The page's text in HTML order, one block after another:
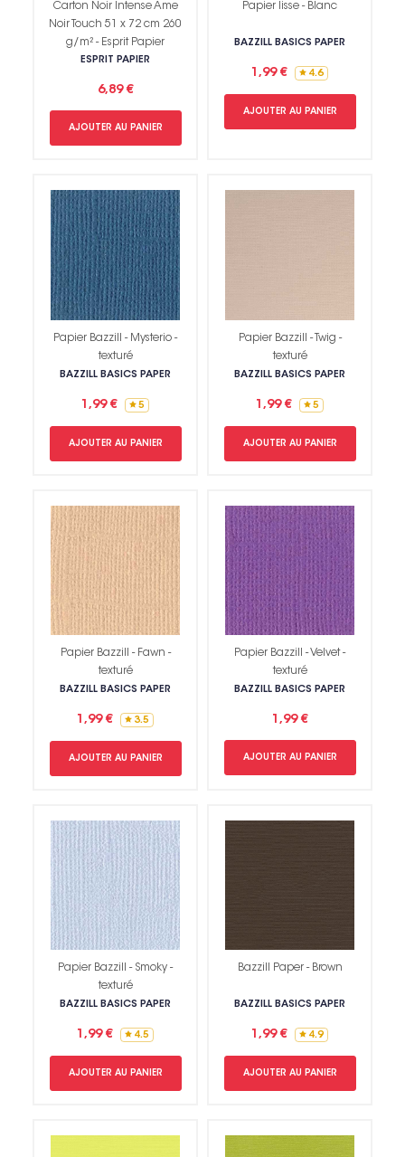
Carton Noir Intense Ame
Noir Touch 51 x 72 cm 260
g/m² - Esprit Papier
ESPRIT PAPIER
6,89 €
AJOUTER AU PANIER
Papier lisse - Blanc
BAZZILL BASICS PAPER
1,99 € 4.6
AJOUTER AU PANIER
Papier Bazzill - Mysterio -
texturé
BAZZILL BASICS PAPER
1,99 € 5
AJOUTER AU PANIER
Papier Bazzill - Twig -
texturé
BAZZILL BASICS PAPER
1,99 € 5
AJOUTER AU PANIER
Papier Bazzill - Fawn -
texturé
BAZZILL BASICS PAPER
1,99 € 3.5
AJOUTER AU PANIER
Papier Bazzill - Velvet -
texturé
BAZZILL BASICS PAPER
1,99 €
AJOUTER AU PANIER
Papier Bazzill - Smoky -
texturé
BAZZILL BASICS PAPER
1,99 € 4.5
AJOUTER AU PANIER
Bazzill Paper - Brown
BAZZILL BASICS PAPER
1,99 € 4.9
AJOUTER AU PANIER